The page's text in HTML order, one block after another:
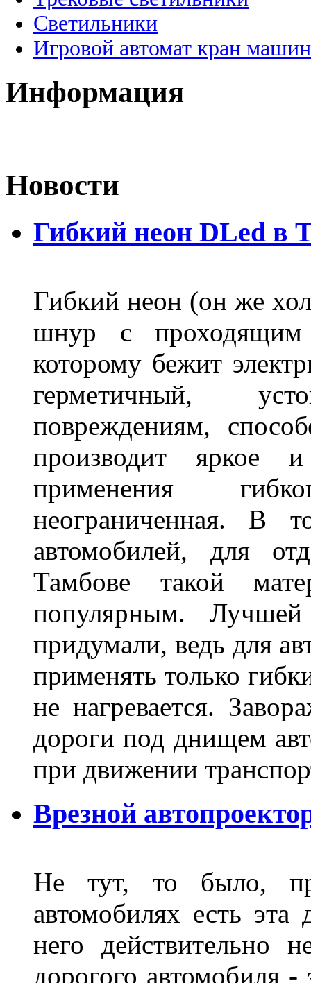
Светильники
Игровой автомат кран
Информация
Новости
Гибкий неон DLed в
Гибкий неон (он же
шнур с
которому бежит
герметичный,
повреждениям,
производит яркое
применения
неограниченная.
автомобилей, для
Тамбове такой
популярным.
придумали, ведь для
применять только
не нагревается.
дороги под днищем
при движении
Врезной
Не тут, то было,
автомобилях есть
него действительно
дорогого автомобиля